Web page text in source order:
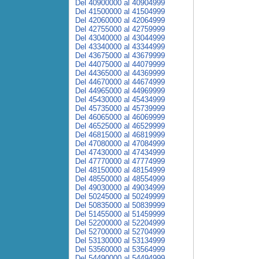
Del 40900000 al 40904999
Del 41500000 al 41504999
Del 42060000 al 42064999
Del 42755000 al 42759999
Del 43040000 al 43044999
Del 43340000 al 43344999
Del 43675000 al 43679999
Del 44075000 al 44079999
Del 44365000 al 44369999
Del 44670000 al 44674999
Del 44965000 al 44969999
Del 45430000 al 45434999
Del 45735000 al 45739999
Del 46065000 al 46069999
Del 46525000 al 46529999
Del 46815000 al 46819999
Del 47080000 al 47084999
Del 47430000 al 47434999
Del 47770000 al 47774999
Del 48150000 al 48154999
Del 48550000 al 48554999
Del 49030000 al 49034999
Del 50245000 al 50249999
Del 50835000 al 50839999
Del 51455000 al 51459999
Del 52200000 al 52204999
Del 52700000 al 52704999
Del 53130000 al 53134999
Del 53560000 al 53564999